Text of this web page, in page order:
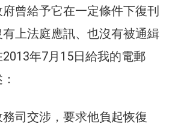
曾給予它在一定條件下復刊
上法庭應訊、也沒有被通緝
年7月15日給我的電郵
務司交涉，要求他負起恢復